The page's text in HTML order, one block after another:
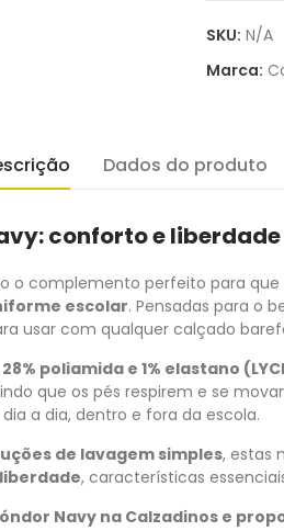
SKU: N/A
Marca:
Dados do produto
conforto e
o complemento perfeito para que
escolar. Pensadas para o
usar com qualquer calçado
poliamida e 1% elastano
que os pés respirem e se
a dia, dentro e fora da escola.
de lavagem simples, estas
, características
Navy na Calzadinos e